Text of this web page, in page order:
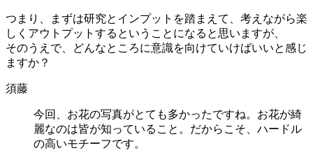
つまり、まずは研究とインプットを踏まえて、考えながら楽
しくアウトプットするということになると思いますが、
そのうえで、どんなところに意識を向けていけばいいと感じ
ますか？
須藤
今回、お花の写真がとても多かったですね。お花が綺
麗なのは皆が知っていること。だからこそ、ハードル
の高いモチーフです。